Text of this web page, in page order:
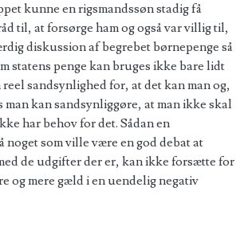
kunne en rigsmandssøn stadig få
til, at forsørge ham og også var villig til,
diskussion af begrebet børnepenge så
statens penge kan bruges ikke bare lidt
sandsynlighed for, at det kan man og,
kan sandsynliggøre, at man ikke skal
har behov for det. Sådan en
noget som ville være en god debat at
de udgifter der er, kan ikke forsætte for
og mere gæld i en uendelig negativ